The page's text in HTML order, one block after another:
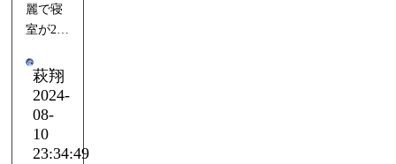
麗で寝
室が2つ
てい
て、居
心地が
すごく
良かっ
萩翔
2024-
08-
10
23:34:49